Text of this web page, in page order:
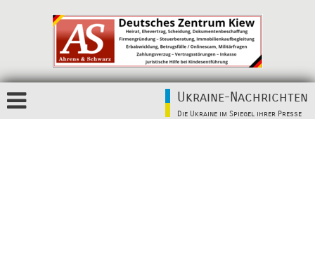
Ukraine-Nachrichten
Die Ukraine im Spiegel ihrer Presse